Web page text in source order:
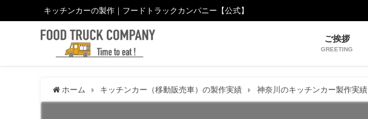
キッチンカーの製作｜フードトラックカンパニー【公式】
ご挨拶
GREETING
ホーム キッチンカー（移動販売車）の製作実績 神奈川のキッチンカー製作実績